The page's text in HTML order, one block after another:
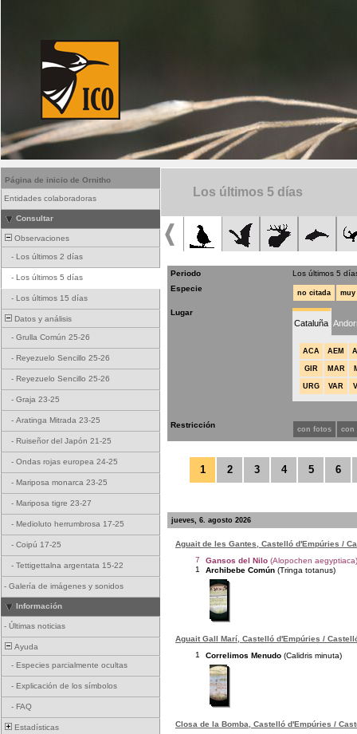
Página de inicio de Ornitho
Entidades colaboradoras
Consultar
Observaciones
- Los últimos 2 días
- Los últimos 5 días
- Los últimos 15 días
Datos y análisis
- Grulla Común 25-26
- Reyezuelo Sencillo 25-26
- Reyezuelo Sencillo 25-26
- Graja 23-25
- Aratinga Mitrada 23-25
- Ruiseñor del Japón 21-25
- Ondas rojas europea 24-25
- Mariposa monarca 23-25
- Mariposa tigre 23-27
- Medioluto herrumbrosa 17-25
- Coipú 17-25
- Tettigettalna argentata 15-22
- Galería de imágenes y sonidos
Información
- Últimas noticias
Ayuda
- Especies parcialmente ocultas
- Explicación de los símbolos
- FAQ
Estadísticas
Los últimos 5 días
Periodo
Los últimos 5
Especie
no citada muy
Lugar
Cataluña
ACA AEM
GIR MAR
URG VAR
Restricción con fotos con
1 2 3 4 5 6
jueves, 6. agosto 2026
Aguait de les Gantes, Castelló d'Empúries /
7
Gansos del Nilo (Alopochen aegyptiaca)
1
Archibebe Común (Tringa totanus)
Aguait Gall Marí, Castelló d'Empúries /
1
Correlimos Menudo (Calidris minuta)
Closa de la Bomba, Castelló d'Empúries /